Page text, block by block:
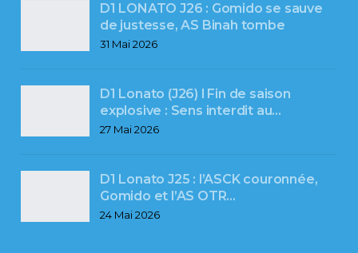
D1 LONATO J26 : Gomido se sauve
de justesse, AS Binah tombe
31 Mai 2026
D1 Lonato (J26) l Fin de saison
explosive : Sens interdit au…
27 Mai 2026
D1 Lonato J25 : l’ASCK couronnée,
Gomido et l’AS OTR…
24 Mai 2026